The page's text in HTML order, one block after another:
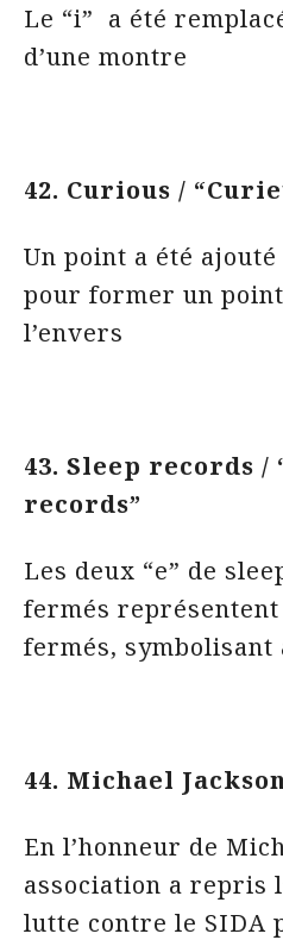
Le “i” a été
d’une montre
42. Curious /
Un point a été ajouté
pour former un
l’envers
43. Sleep records /
records”
Les deux “e” de
fermés
fermés, symbolisant
44. Michael
En l’honneur de
association a repris
lutte contre le SIDA